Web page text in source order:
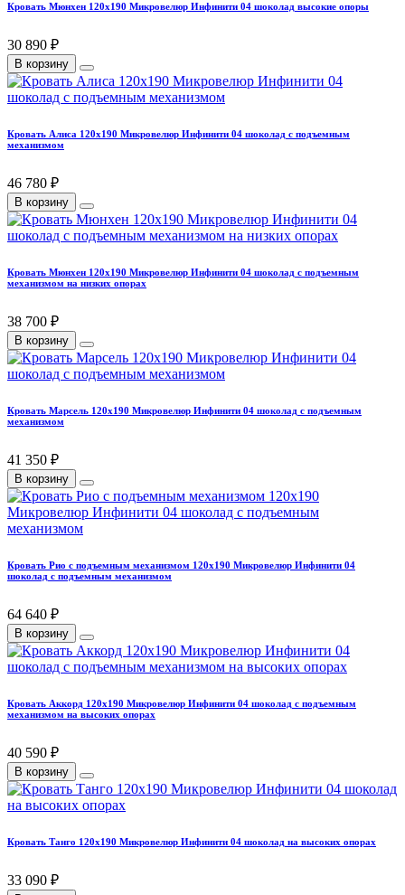
Кровать Мюнхен 120х190 Микровелюр Инфинити 04 шоколад высокие опоры
30 890 ₽
В корзину
Кровать Алиса 120х190 Микровелюр Инфинити 04 шоколад с подъемным
механизмом
46 780 ₽
В корзину
Кровать Мюнхен 120х190 Микровелюр Инфинити 04 шоколад с подъемным
механизмом на низких опорах
38 700 ₽
В корзину
Кровать Марсель 120х190 Микровелюр Инфинити 04 шоколад с подъемным
механизмом
41 350 ₽
В корзину
Кровать Рио с подъемным механизмом 120х190 Микровелюр Инфинити 04
шоколад с подъемным механизмом
64 640 ₽
В корзину
Кровать Аккорд 120х190 Микровелюр Инфинити 04 шоколад с подъемным
механизмом на высоких опорах
40 590 ₽
В корзину
Кровать Танго 120х190 Микровелюр Инфинити 04 шоколад на высоких опорах
33 090 ₽